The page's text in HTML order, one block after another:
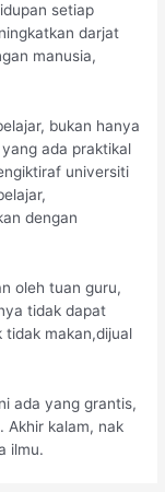
setiap
darjat
manusia,
bukan hanya
ada praktikal
universiti
dengan
oleh tuan guru,
tidak dapat
tidak makan,dijual
ada yang grantis,
Akhir kalam, nak
ilmu.